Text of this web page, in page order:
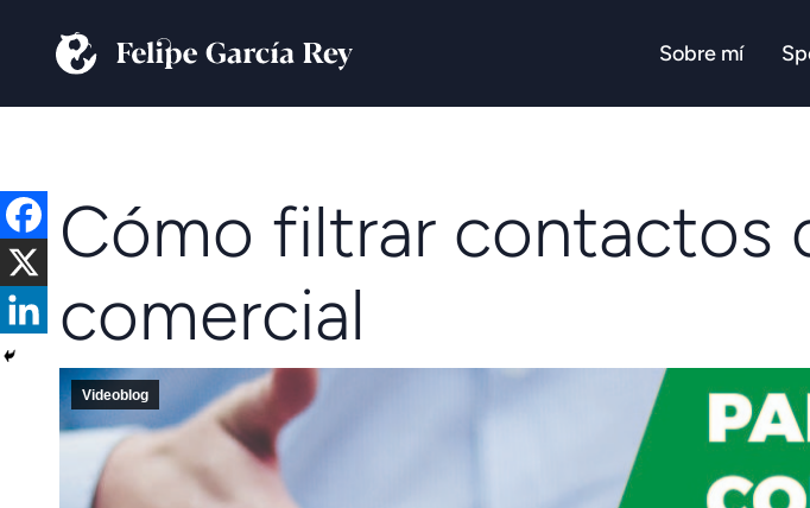
Sobre mí
Cómo filtrar contactos
comercial
Videoblog